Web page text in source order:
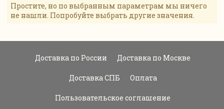
Простите, но по выбранным параметрам мы ничего
не нашли. Попробуйте выбрать другие значения.
Доставка по России Доставка по Москве
Доставка СПБ Оплата
Пользовательское соглашение